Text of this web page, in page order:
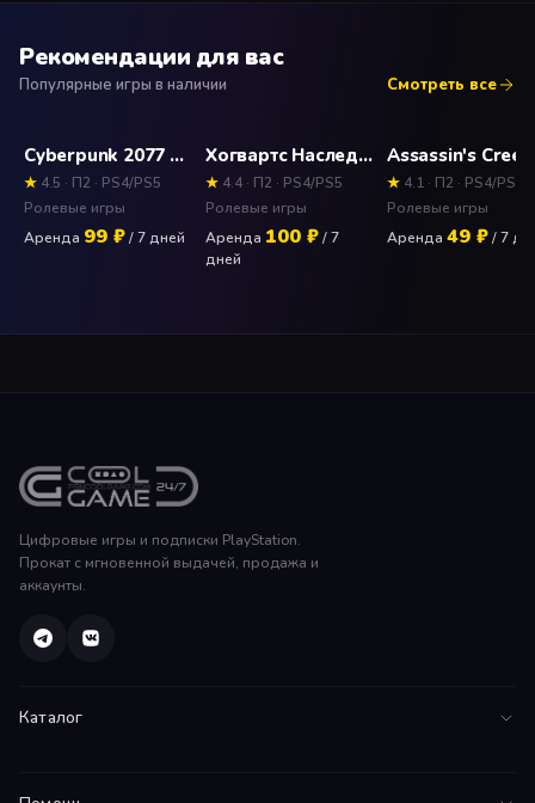
Рекомендации для вас
Популярные игры в наличии Смотреть все
Cyberpunk 2077 Прокат и аренда игры 7 дней
★ 4.5 · П2 · PS4/PS5
Ролевые игры
Аренда 99 ₽/ 7 дней
Хогвартс Наследие Deluxe Edition (Hogwarts Legacy) Прокат и аренда игры 7 дней
★ 4.4 · П2 · PS4/PS5
Ролевые игры
Аренда 100 ₽/ 7
дней
★ 4.1 · П2 · PS4/PS5
Ролевые игры
Аренда 49 ₽/ 7
Цифровые игры и подписки PlayStation.
Прокат с мгновенной выдачей, продажа и
аккаунты.
Каталог